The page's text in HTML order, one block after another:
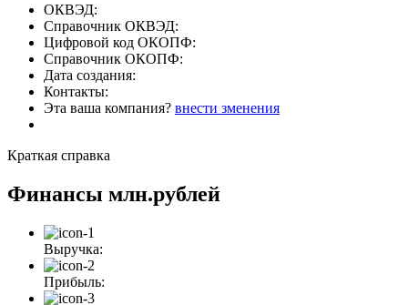
ОКВЭД:
Справочник ОКВЭД:
Цифровой код ОКОПФ:
Справочник ОКОПФ:
Дата создания:
Контакты:
Эта ваша компания? внести зменения
Краткая справка
Финансы млн.рублей
Выручка:
Прибыль: